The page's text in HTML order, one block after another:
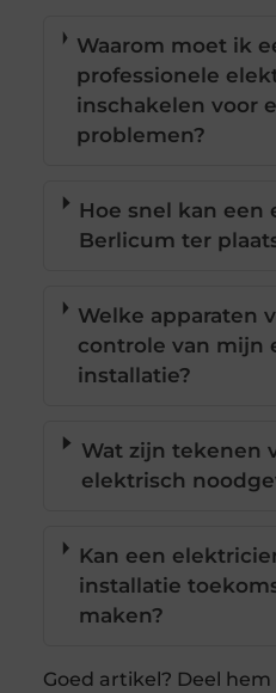
Waarom moet ik
professionele
inschakelen voor
problemen?
Hoe snel kan een
Berlicum ter
Welke apparaten
controle van mijn
installatie?
Wat zijn tekenen
elektrisch
Kan een
installatie
maken?
Goed artikel? Deel hem